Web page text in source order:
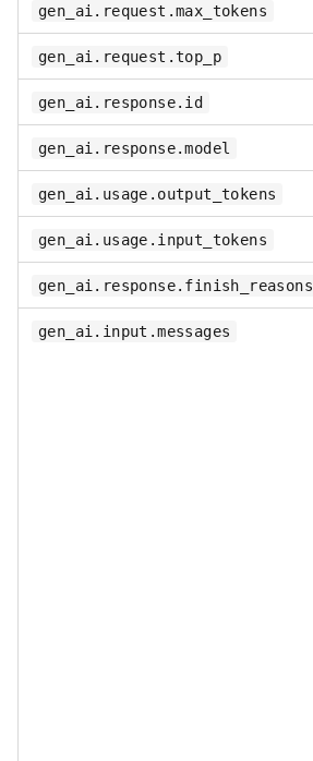
gen_ai.request.max_tokens
gen_ai.request.top_p
gen_ai.response.id
gen_ai.response.model
gen_ai.usage.output_tokens
gen_ai.usage.input_tokens
gen_ai.response.finish_reasons
gen_ai.input.messages